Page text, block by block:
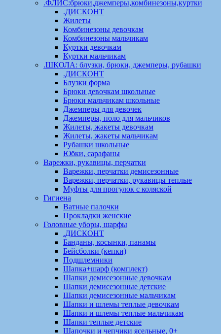
.ФЛИС:брюки,джемперы,комбинезоны,куртки
.ДИСКОНТ
Жилеты
Комбинезоны девочкам
Комбинезоны мальчикам
Куртки девочкам
Куртки мальчикам
.ШКОЛА: блузки, брюки, джемперы, рубашки
.ДИСКОНТ
Блузки форма
Брюки девочкам школьные
Брюки мальчикам школьные
Джемперы для девочек
Джемперы, поло для мальчиков
Жилеты, жакеты девочкам
Жилеты, жакеты мальчикам
Рубашки школьные
Юбки, сарафаны
Варежки, рукавицы, перчатки
Варежки, перчатки демисезонные
Варежки, перчатки, рукавицы теплые
Муфты для прогулок с коляской
Гигиена
Ватные палочки
Прокладки женские
Головные уборы, шарфы
.ДИСКОНТ
Банданы, косынки, панамы
Бейсболки (кепки)
Подшлемники
Шапка+шарф (комплект)
Шапки демисезонные девочкам
Шапки демисезонные детские
Шапки демисезонные мальчикам
Шапки и шлемы теплые девочкам
Шапки и шлемы теплые мальчикам
Шапки теплые детские
Шапочки и чепчики ясельные, 0+